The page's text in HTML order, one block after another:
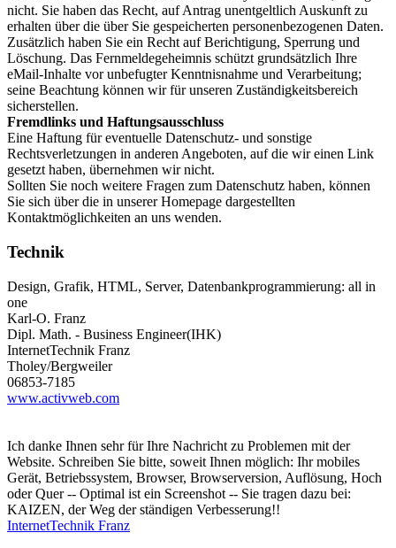
nicht. Sie haben das Recht, auf Antrag unentgeltlich Auskunft zu
erhalten über die über Sie gespeicherten personenbezogenen Daten.
Zusätzlich haben Sie ein Recht auf Berichtigung, Sperrung und
Löschung. Das Fernmeldegeheimnis schützt grundsätzlich Ihre
eMail-Inhalte vor unbefugter Kenntnisnahme und Verarbeitung;
seine Beachtung können wir für unseren Zuständigkeitsbereich
sicherstellen.
Fremdlinks und Haftungsausschluss
Eine Haftung für eventuelle Datenschutz- und sonstige
Rechtsverletzungen in anderen Angeboten, auf die wir einen Link
gesetzt haben, übernehmen wir nicht.
Sollten Sie noch weitere Fragen zum Datenschutz haben, können
Sie sich über die in unserer Homepage dargestellten
Kontaktmöglichkeiten an uns wenden.
Technik
Design, Grafik, HTML, Server, Datenbankprogrammierung: all in
one
Karl-O. Franz
Dipl. Math. - Business Engineer(IHK)
InternetTechnik Franz
Tholey/Bergweiler
06853-7185
www.activweb.com
Ich danke Ihnen sehr für Ihre Nachricht zu Problemen mit der
Website. Schreiben Sie bitte, soweit Ihnen möglich: Ihr mobiles
Gerät, Betriebssystem, Browser, Browserversion, Auflösung, Hoch
oder Quer -- Optimal ist ein Screenshot -- Sie tragen dazu bei:
KAIZEN, der Weg der ständigen Verbesserung!!
InternetTechnik Franz